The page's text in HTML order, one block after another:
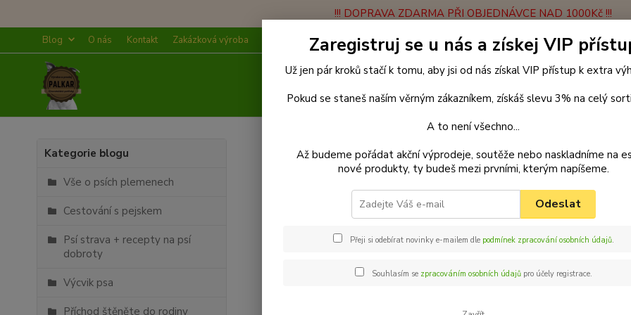
!!! DOPRAVA ZDARMA PŘI OBJEDNÁVCE NAD 1000Kč !!!
Blog O nás Kontakt Zakázková výroba Doprava a platba Vrácení zboží Obchodní podmínky Velkoobchodní spolupráce
Kategorie blogu
Vše o psích plemenech
Cestování s pejskem
Psí strava + recepty na psí
dobroty
Výcvik psa
Příchod štěněte do rodiny
Kdy přejít z granulí pro štěňata na
Příchod štěněte do rodiny
Kdy přejít z granulí pro štěňata na
obsahují mnohem více prospěšných látek,
vyvíjí. Jsou také menší a pejskovi se lépe konzumují. Pokud máte psí
Zaregistruj se u nás a získej VIP
Už jen pár kroků stačí k tomu, aby jsi od nás získal VIP přístup k extra
Pokud se staneš naším věrným zákazníkem, získáš slevu 3% na celý
A to není všechno...
Až budeme pořádat akční výprodeje, soutěže nebo naskladníme na
nové produkty, ty budeš mezi prvními, kterým napíšeme.
Odeslat
Přeji si odebírat novinky e-mailem dle podmínek zpracování osobních údajů.
Souhlasím se zpracováním osobních údajůpro účely registrace.